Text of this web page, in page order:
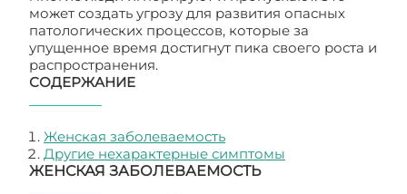
может создать угрозу для развития опасных
патологических процессов, которые за
упущенное время достигнут пика своего роста и
распространения.
СОДЕРЖАНИЕ
Женская заболеваемость
Другие нехарактерные симптомы
ЖЕНСКАЯ ЗАБОЛЕВАЕМОСТЬ